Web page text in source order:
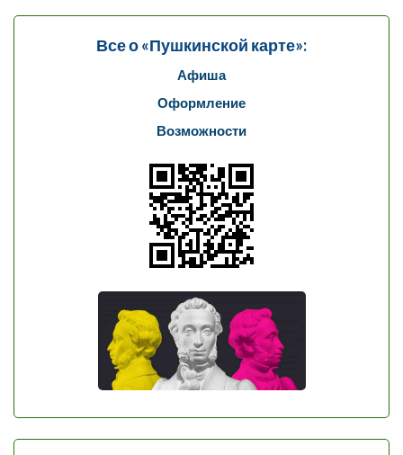
Все о «Пушкинской карте»:
Афиша
Оформление
Возможности